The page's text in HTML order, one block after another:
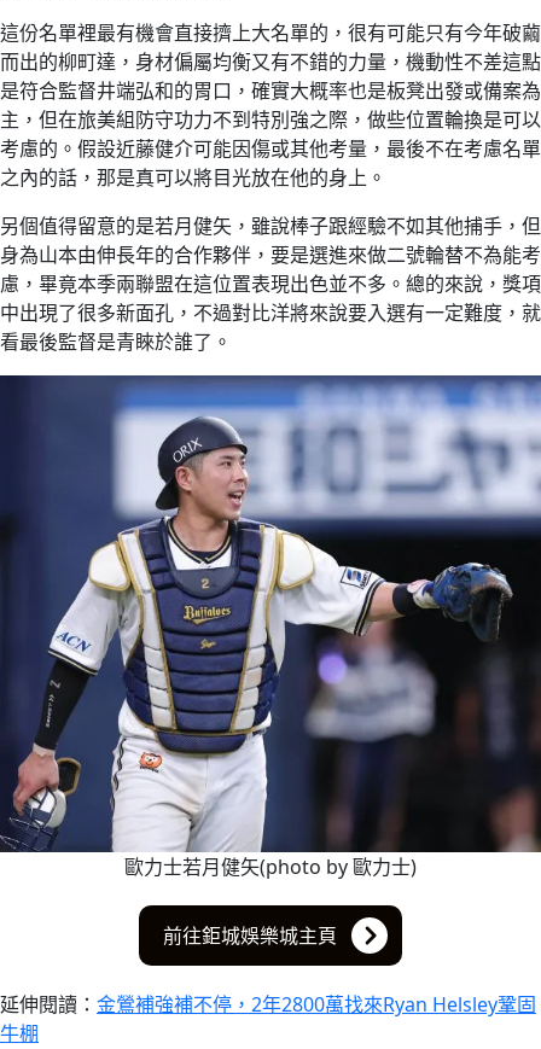
這份名單裡最有機會直接擠上大名單的，很有可能只有今年破繭
而出的柳町達，身材偏屬均衡又有不錯的力量，機動性不差這點
是符合監督井端弘和的胃口，確實大概率也是板凳出發或備案為
主，但在旅美組防守功力不到特別強之際，做些位置輪換是可以
考慮的。假設近藤健介可能因傷或其他考量，最後不在考慮名單
之內的話，那是真可以將目光放在他的身上。
另個值得留意的是若月健矢，雖說棒子跟經驗不如其他捕手，但
身為山本由伸長年的合作夥伴，要是選進來做二號輪替不為能考
慮，畢竟本季兩聯盟在這位置表現出色並不多。總的來說，獎項
中出現了很多新面孔，不過對比洋將來說要入選有一定難度，就
看最後監督是青睞於誰了。
歐力士若月健矢(photo by 歐力士)
前往鉅城娛樂城主頁
延伸閱讀： 金鶯補強補不停，2年2800萬找來Ryan Helsley鞏固
牛棚